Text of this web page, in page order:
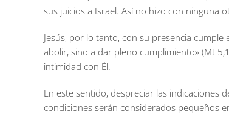
sus juicios a Israel. Así no hizo con ninguna
Jesús, por lo tanto, con su presencia
abolir, sino a dar pleno cumplimiento» (Mt
intimidad con Él.
En este sentido, despreciar las indicaciones
condiciones serán considerados pequeños